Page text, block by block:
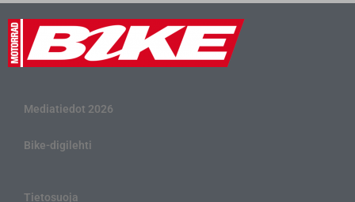
Mediatiedot 2026
Bike-digilehti
Tietosuoja